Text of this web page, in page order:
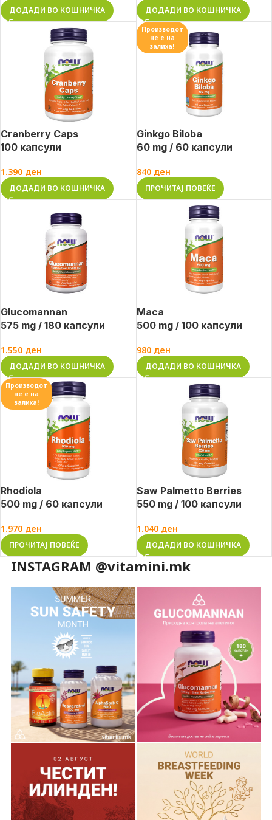
ДОДАДИ ВО КОШНИЧКА ДОДАДИ ВО КОШНИЧКА
Cranberry Caps
100 капсули
1.390 ден
ДОДАДИ ВО КОШНИЧКА
Производот
не е на
залиха!
Ginkgo Biloba
60 mg / 60 капсули
840 ден
ПРОЧИТАЈ ПОВЕЌЕ
Glucomannan
575 mg / 180 капсули
1.550 ден
ДОДАДИ ВО КОШНИЧКА
Maca
500 mg / 100 капсули
980 ден
ДОДАДИ ВО КОШНИЧКА
Производот
не е на
залиха!
Rhodiola
500 mg / 60 капсули
1.970 ден
ПРОЧИТАЈ ПОВЕЌЕ
Saw Palmetto Berries
550 mg / 100 капсули
1.040 ден
ДОДАДИ ВО КОШНИЧКА
INSTAGRAM @vitamini.mk